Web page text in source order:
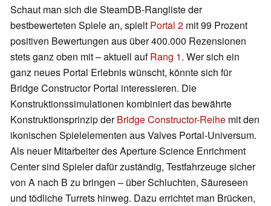
Schaut man sich die SteamDB-Rangliste der
bestbewerteten Spiele an, spielt Portal 2 mit 99 Prozent
positiven Bewertungen aus über 400.000 Rezensionen
stets ganz oben mit – aktuell aufRang 1. Wer sich ein
ganz neues Portal Erlebnis wünscht, könnte sich für
Bridge Constructor Portal interessieren. Die
Konstruktionssimulationen kombiniert das bewährte
Konstruktionsprinzip derBridge Constructor-Reihe mit den
ikonischen Spielelementen aus Valves Portal-Universum.
Als neuer Mitarbeiter des Aperture Science Enrichment
Center sind Spieler dafür zuständig, Testfahrzeuge sicher
von A nach B zu bringen – über Schluchten, Säureseen
und tödliche Turrets hinweg. Dazu errichtet man Brücken,